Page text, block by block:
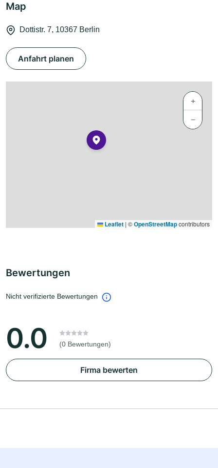
Map
Dottistr. 7, 10367 Berlin
Anfahrt planen
+
−
Leaflet | ©OpenStreetMapcontributors
Bewertungen
Nicht verifizierte Bewertungen
0.0 (0 Bewertungen)
Firma bewerten